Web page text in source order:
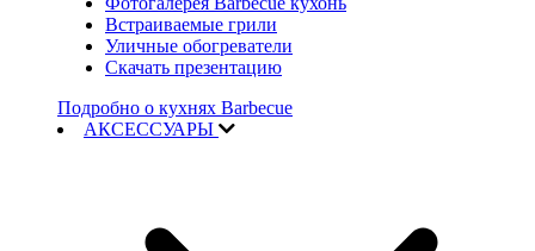
Встраиваемые грили
Уличные обогреватели
Скачать презентацию
Подробно о кухнях Barbecue
АКСЕССУАРЫ